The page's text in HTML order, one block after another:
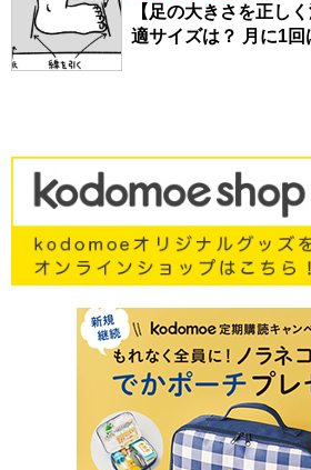
【足の大きさを正し
適サイズは？ 月に1回